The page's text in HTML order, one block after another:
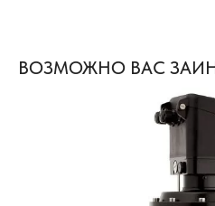
ВОЗМОЖНО ВАС